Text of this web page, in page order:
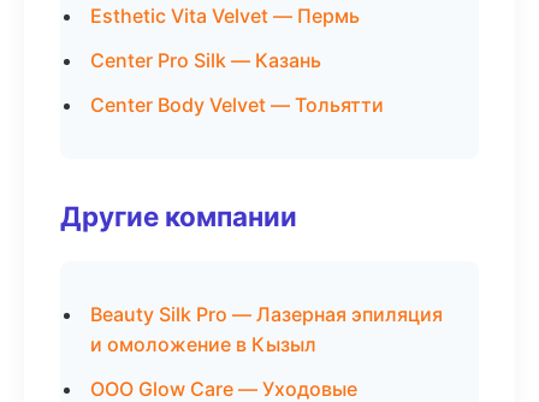
Esthetic Vita Velvet — Пермь
Center Pro Silk — Казань
Center Body Velvet — Тольятти
Другие компании
Beauty Silk Pro — Лазерная эпиляция
и омоложение в Кызыл
ООО Glow Care — Уходовые